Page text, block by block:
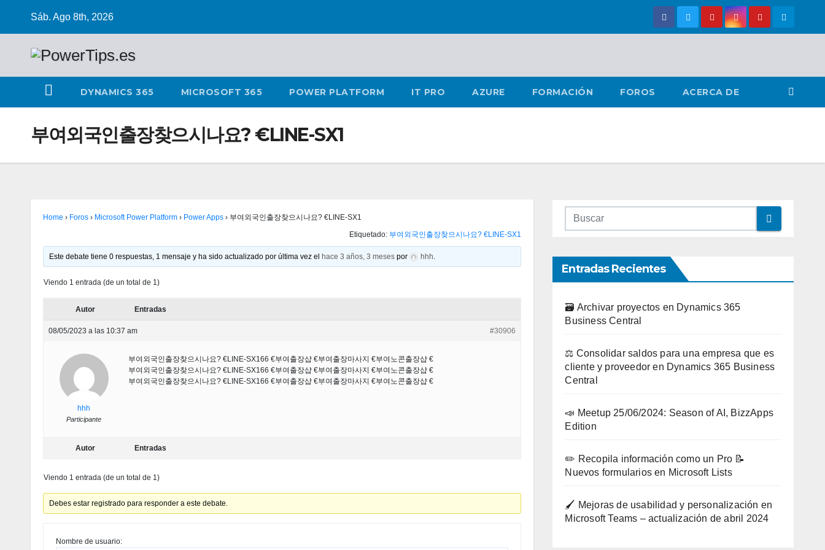
Sáb. Ago 8th, 2026
DYNAMICS 365 MICROSOFT 365 POWER PLATFORM IT PRO AZURE FORMACIÓN FOROS ACERCA DE
부여외국인출장찾으시나요? €LINE-SX1
Home › Foros › Microsoft Power Platform › Power Apps › 부여외국인출장찾으시나요? €LINE-SX1
Etiquetado: 부여외국인출장찾으시나요? €LINE-SX1
Este debate tiene 0 respuestas, 1 mensaje y ha sido actualizado por última vez el hace 3 años, 3 meses por hhh.
Viendo 1 entrada (de un total de 1)
Autor Entradas
08/05/2023 a las 10:37 am #30906
hhh
Participante
부여외국인출장찾으시나요? €LINE-SX166 €부여출장샵 €부여출장마사지 €부여노콘출장샵 €
부여외국인출장찾으시나요? €LINE-SX166 €부여출장샵 €부여출장마사지 €부여노콘출장샵 €
부여외국인출장찾으시나요? €LINE-SX166 €부여출장샵 €부여출장마사지 €부여노콘출장샵 €
Autor Entradas
Viendo 1 entrada (de un total de 1)
Debes estar registrado para responder a este debate.
Nombre de usuario:
Entradas Recientes
🗃️ Archivar proyectos en Dynamics 365
Business Central
⚖️ Consolidar saldos para una empresa que es
cliente y proveedor en Dynamics 365 Business
Central
📣 Meetup 25/06/2024: Season of AI, BizzApps
Edition
✏️ Recopila información como un Pro 📝
Nuevos formularios en Microsoft Lists
🖌️ Mejoras de usabilidad y personalización en
Microsoft Teams – actualización de abril 2024